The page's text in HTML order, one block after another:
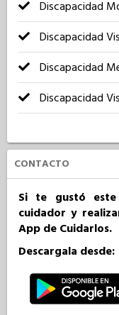
Discapacidad
Discapacidad
Discapacidad
Discapacidad
CONTACTO
Si te gustó
cuidador y
App de Cuidarlos.
Descargala desde: